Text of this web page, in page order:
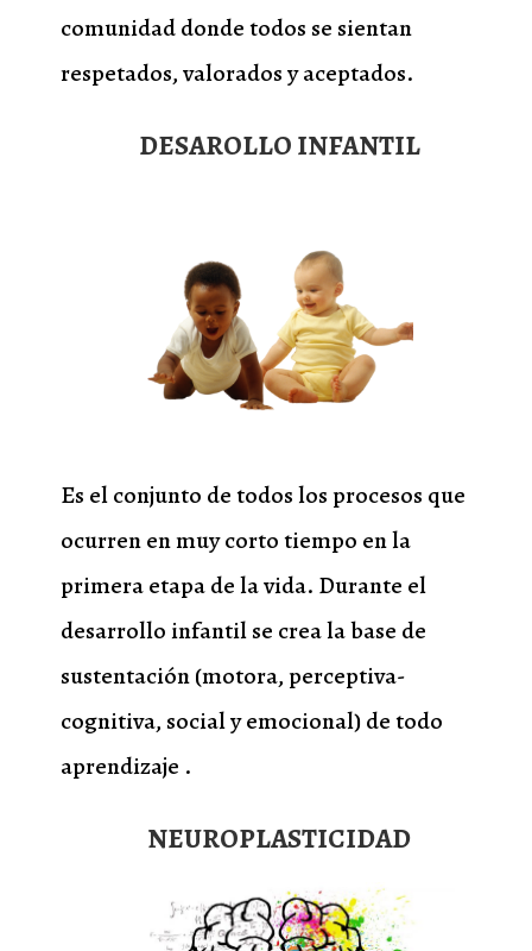
comunidad donde todos se sientan
respetados, valorados y aceptados.
DESAROLLO INFANTIL
Es el conjunto de todos los procesos que
ocurren en muy corto tiempo en la
primera etapa de la vida. Durante el
desarrollo infantil se crea la base de
sustentación (motora, perceptiva-
cognitiva, social y emocional) de todo
aprendizaje .
NEUROPLASTICIDAD